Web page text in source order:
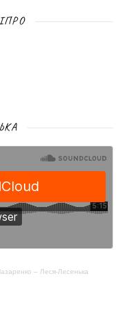
– Леся-Лесенька